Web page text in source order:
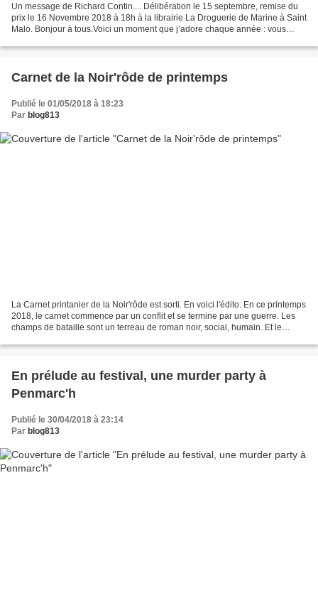
Un message de Richard Contin.... Délibération le 15 septembre, remise du
prix le 16 Novembre 2018 à 18h à la librairie La Droguerie de Marine à Saint
Malo. Bonjour à tous.Voici un moment que j’adore chaque année : vous
Carnet de la Noir'rôde de printemps
Publié le 01/05/2018 à 18:23
Par blog813
La Carnet printanier de la Noir'rôde est sorti. En voici l'édito. En ce printemps
2018, le carnet commence par un conflit et se termine par une guerre. Les
champs de bataille sont un terreau de roman noir, social, humain. Et le
En prélude au festival, une murder party à
Penmarc'h
Publié le 30/04/2018 à 23:14
Par blog813